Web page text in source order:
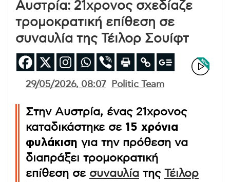
Αυστρία: 21χρονος σχεδίαζε
τρομοκρατική επίθεση σε
συναυλία της Τέιλορ Σουίφτ
29/05/2026, 08:07 Politic Team
Στην Αυστρία, ένας 21χρονος
καταδικάστηκε σε 15 χρόνια
φυλάκιση για την πρόθεση να
διαπράξει τρομοκρατική
επίθεση σε συναυλία της Τέιλορ